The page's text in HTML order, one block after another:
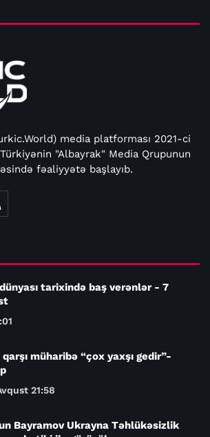
media platforması 2021-ci
"Albayrak" Media Qrupunun
fəaliyyətə başlayıb.
tarixində baş verənlər - 7
müharibə “çox yaxşı gedir”-
21:58
Bayramov Ukrayna Təhlükəsizlik